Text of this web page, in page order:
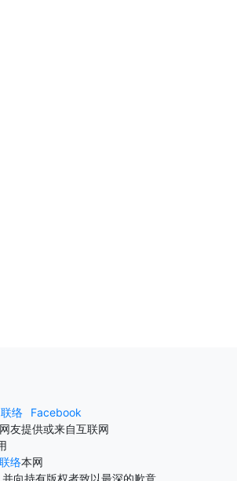
联络
Facebook
友提供或来自互联网
联络本网
向持有版权者致以最深的歉意